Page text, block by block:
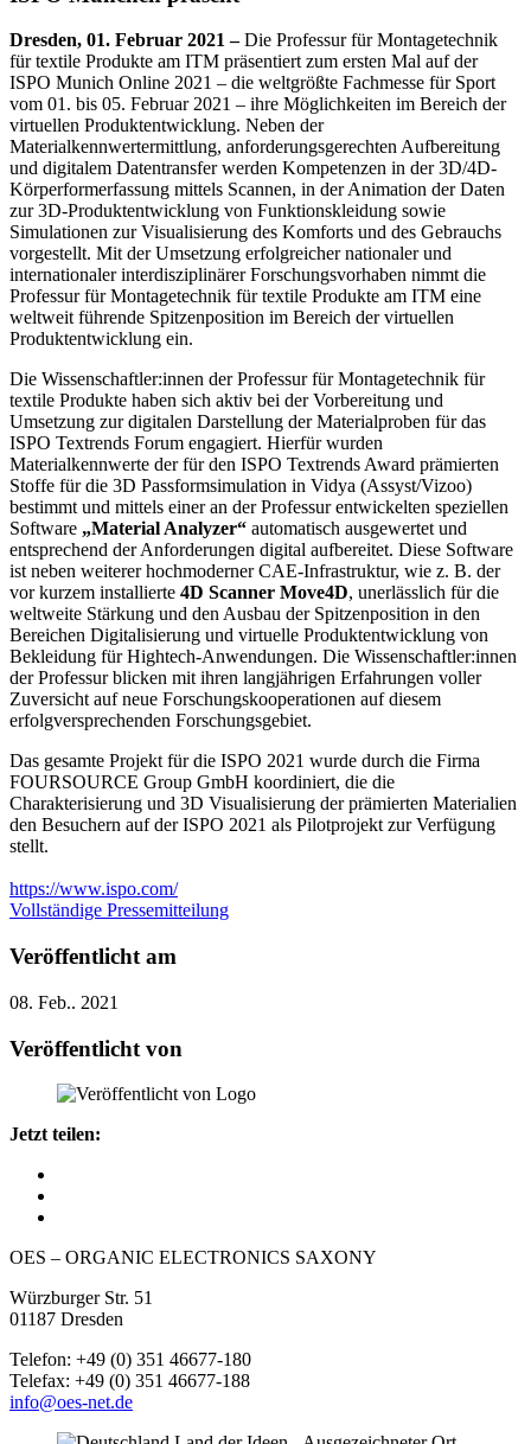
Dresden, 01. Februar 2021 –Die Professur für Montagetechnik
für textile Produkte am ITM präsentiert zum ersten Mal auf der
ISPO Munich Online 2021 – die weltgrößte Fachmesse für Sport
vom 01. bis 05. Februar 2021 – ihre Möglichkeiten im Bereich der
virtuellen Produktentwicklung. Neben der
Materialkennwertermittlung, anforderungsgerechten Aufbereitung
und digitalem Datentransfer werden Kompetenzen in der 3D/4D-
Körperformerfassung mittels Scannen, in der Animation der Daten
zur 3D-Produktentwicklung von Funktionskleidung sowie
Simulationen zur Visualisierung des Komforts und des Gebrauchs
vorgestellt. Mit der Umsetzung erfolgreicher nationaler und
internationaler interdisziplinärer Forschungsvorhaben nimmt die
Professur für Montagetechnik für textile Produkte am ITM eine
weltweit führende Spitzenposition im Bereich der virtuellen
Produktentwicklung ein.
Die Wissenschaftler:innen der Professur für Montagetechnik für
textile Produkte haben sich aktiv bei der Vorbereitung und
Umsetzung zur digitalen Darstellung der Materialproben für das
ISPO Textrends Forum engagiert. Hierfür wurden
Materialkennwerte der für den ISPO Textrends Award prämierten
Stoffe für die 3D Passformsimulation in Vidya (Assyst/Vizoo)
bestimmt und mittels einer an der Professur entwickelten speziellen
Software „Material Analyzer“ automatisch ausgewertet und
entsprechend der Anforderungen digital aufbereitet. Diese Software
ist neben weiterer hochmoderner CAE-Infrastruktur, wie z. B. der
vor kurzem installierte 4D Scanner Move4D, unerlässlich für die
weltweite Stärkung und den Ausbau der Spitzenposition in den
Bereichen Digitalisierung und virtuelle Produktentwicklung von
Bekleidung für Hightech-Anwendungen. Die Wissenschaftler:innen
der Professur blicken mit ihren langjährigen Erfahrungen voller
Zuversicht auf neue Forschungskooperationen auf diesem
erfolgversprechenden Forschungsgebiet.
Das gesamte Projekt für die ISPO 2021 wurde durch die Firma
FOURSOURCE Group GmbH koordiniert, die die
Charakterisierung und 3D Visualisierung der prämierten Materialien
den Besuchern auf der ISPO 2021 als Pilotprojekt zur Verfügung
stellt.
https://www.ispo.com/
Vollständige Pressemitteilung
Veröffentlicht am
08. Feb.. 2021
Veröffentlicht von
Jetzt teilen:
OES – ORGANIC ELECTRONICS SAXONY
Würzburger Str. 51
01187 Dresden
Telefon: +49 (0) 351 46677-180
Telefax: +49 (0) 351 46677-188
info@oes-net.de